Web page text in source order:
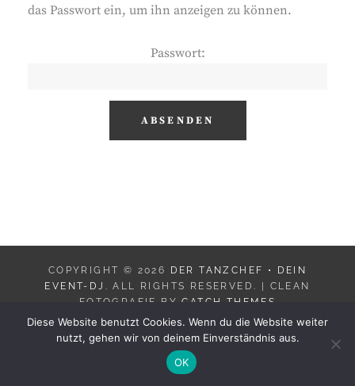
das Passwort ein, um ihn anzeigen zu können.
Passwort:
COPYRIGHT © 2026
DER TANZCHEF • DEIN
EVENT-DJ . ALL RIGHTS RESERVED. | CLEAN
FOTOGRAFIE BYCATCH THEMES
Diese Website benutzt Cookies. Wenn du die Website weiter
nutzt, gehen wir von deinem Einverständnis aus.
OK